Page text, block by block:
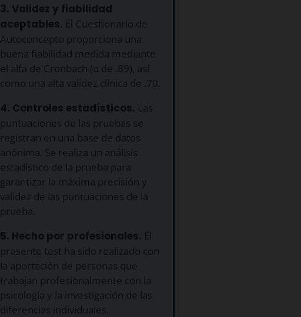
3. Validez y fiabilidad
aceptables. El Cuestionario de
Autoconcepto proporciona una
buena fiabilidad medida mediante
el alfa de Cronbach (α de .89), así
como una alta validez clínica de .70.
4. Controles estadísticos. Las
puntuaciones de las pruebas se
registran en una base de datos
anónima. Se realiza un análisis
estadístico de la prueba para
garantizar la máxima precisión y
validez de las puntuaciones de la
prueba.
5. Hecho por profesionales. El
presente test ha sido realizado con
la aportación de personas que
trabajan profesionalmente con la
psicología y la investigación de las
diferencias individuales.